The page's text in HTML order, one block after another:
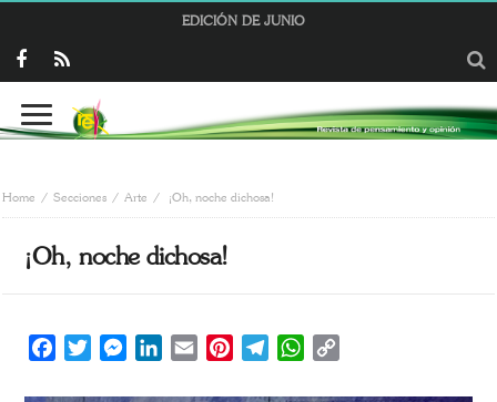
EDICIÓN DE JUNIO
Home Secciones Arte ¡Oh, noche dichosa!
¡Oh, noche dichosa!
FacebookTwitterMessengerLinkedIn
Email PinterestTelegramWhatsApp